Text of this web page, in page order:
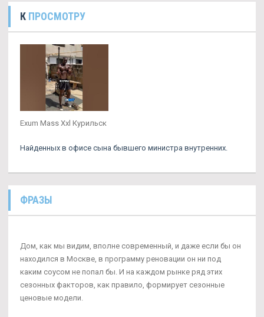
К ПРОСМОТРУ
Exum Mass Xxl Курильск
Найденных в офисе сына бывшего министра внутренних.
ФРАЗЫ
Дом, как мы видим, вполне современный, и даже если бы он
находился в Москве, в программу реновации он ни под
каким соусом не попал бы. И на каждом рынке ряд этих
сезонных факторов, как правило, формирует сезонные
ценовые модели.